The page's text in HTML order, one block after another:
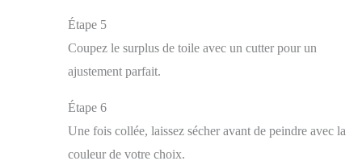
Étape 5
Coupez le surplus de toile avec un cutter pour un
ajustement parfait.
Étape 6
Une fois collée, laissez sécher avant de peindre avec la
couleur de votre choix.